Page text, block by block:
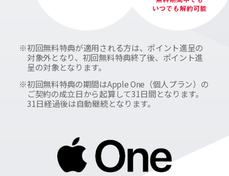
※初回無料特典が適用される方は、ポイント進呈の
対象外となり、初回無料特典終了後、ポイント進
呈の対象となります。
※初回無料特典の期間はApple One（個人プラン）の
ご契約の成立日から起算して31日間となります。
31日経過後は自動継続となります。